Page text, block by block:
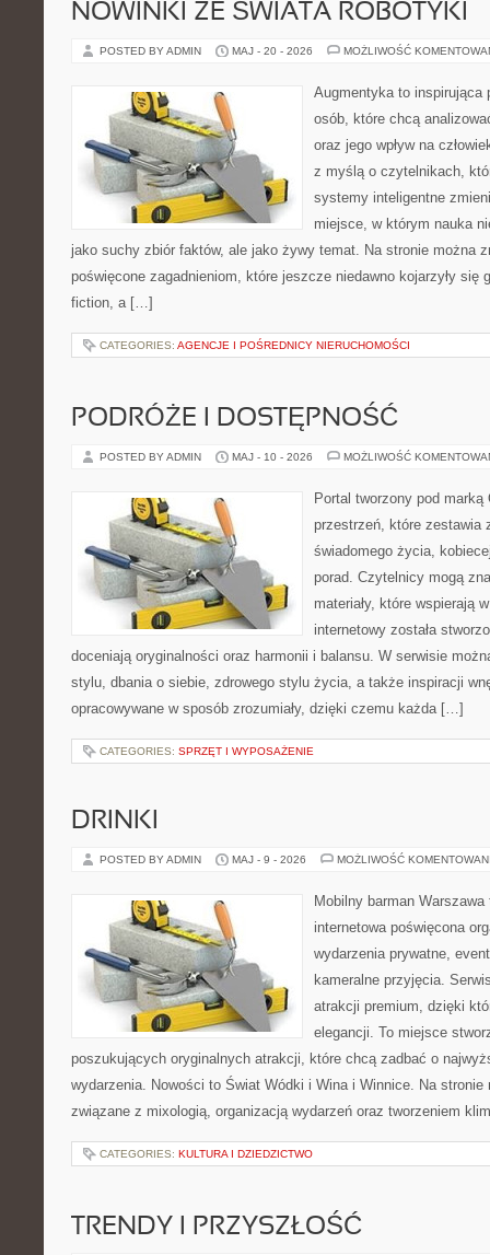
NOWINKI ZE ŚWIATA ROBOTYKI
POSTED BY ADMIN MAJ - 20 - 2026 MOŻLIWOŚĆ
Augmentyka to inspirująca
osób, które chcą
oraz jego wpływ na
z myślą o czytelnikach,
systemy inteligentne
miejsce, w którym nauka
jako suchy zbiór faktów, ale jako żywy temat. Na stronie można
poświęcone zagadnieniom, które jeszcze niedawno kojarzyły się
fiction, a […]
CATEGORIES: AGENCJE I POŚREDNICY NIERUCHOMOŚCI
PODRÓŻE I DOSTĘPNOŚĆ
POSTED BY ADMIN MAJ - 10 - 2026 MOŻLIWOŚĆ
Portal tworzony pod
przestrzeń, które zestawia
świadomego życia,
porad. Czytelnicy mogą
materiały, które wspierają
internetowy została
doceniają oryginalności oraz harmonii i balansu. W serwisie
stylu, dbania o siebie, zdrowego stylu życia, a także inspiracji
opracowywane w sposób zrozumiały, dzięki czemu każda […]
CATEGORIES: SPRZĘT I WYPOSAŻENIE
DRINKI
POSTED BY ADMIN MAJ - 9 - 2026 MOŻLIWOŚĆ
Mobilny barman
internetowa poświęcona
wydarzenia prywatne,
kameralne przyjęcia.
atrakcji premium, dzięki
elegancji. To miejsce
poszukujących oryginalnych atrakcji, które chcą zadbać o
wydarzenia. Nowości to Świat Wódki i Wina i Winnice. Na
związane z mixologią, organizacją wydarzeń oraz tworzeniem
CATEGORIES: KULTURA I DZIEDZICTWO
TRENDY I PRZYSZŁOŚĆ